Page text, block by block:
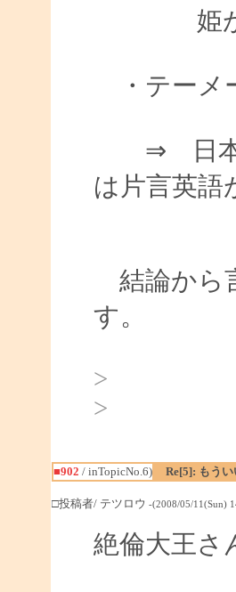
姫が
・テーメ
⇒ 日本人
は片言英語
結論から
す。
>
>
■902 / inTopicNo.6) Re[5]: もう
□投稿者/ テツロウ -(2008/05/11(Sun)
絶倫大王さ